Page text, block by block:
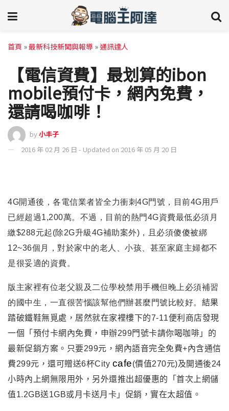
首頁 »最新科技新聞與報導 »通訊達人
【電信資費】最划算的ibon
mobile預付卡，網內免費，
還請喝咖啡！
by小丰子
2016 年 02 月 26 日 - Updated on 2016 年 05 月 20 日
4G開通後，各電信業者皆全力衝刺4G門號，目前4G用戶
已經超過1,200萬。不過，目前的熱門4G資費最低必須月
繳$288元起(除2G升級4G補助案外)，且必須傻傻被綁
12~36個月，對於家中的老人、小孩、甚至家庭主婦都不
是很妥適的資費。
版主家裡有位老父親及二位學校禁用手機但晚上必須補習
的國中生，一直很苦惱該幫他們辦甚麼門號比較好。 結果
踏破鐵鞋無覓處，居然就在家裡樓下的7-11便利商店發現
一個
「預付卡網內免費，申辦299門號卡請你喝咖啡」的
最新促銷方案 。 只要299元，網內語音完全免費+內含通信
費299元，還可贈送6杯City cafe(價值270元)及開通後24
小時內上網無限用外 ， 另外還推出超優惠的 「 首次上網儲
值1.2GB送1GB或月卡送月卡 」 促銷 ， 實在太超值。